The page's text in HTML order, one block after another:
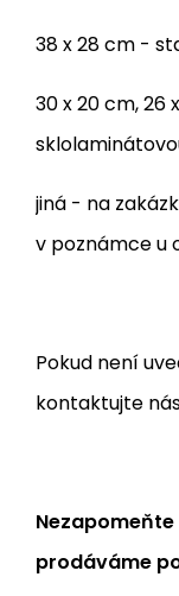
38 x 28 cm -
30 x 20 cm, 26
jiná - na
v poznámce u
Pokud není
kontaktujte
prodáváme